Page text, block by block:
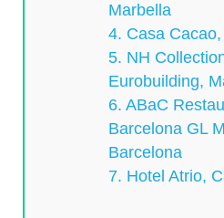
Marbella
4. Casa
5. NH
Eurobuilding,
6. ABaC
Barcelona GL
Barcelona
7. Hotel Atrio,